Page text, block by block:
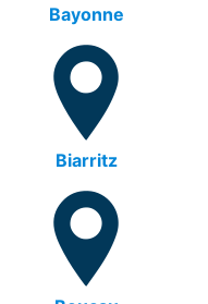
Bayonne
Biarritz